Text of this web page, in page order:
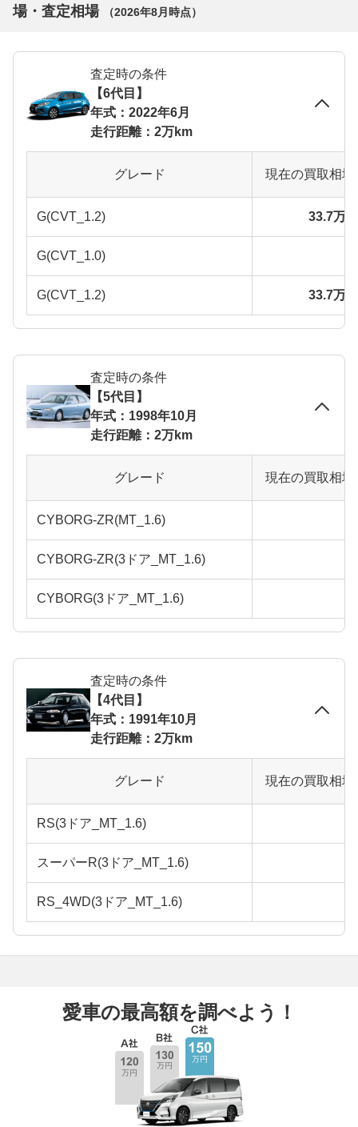
場・査定相場
（2026年8月 時点）
査定時の条件
【6代目】
年式：2022年6月
走行距離：2万km
グレード 現在の買取相
G(CVT_1.2) 33.7万
G(CVT_1.0)
G(CVT_1.2) 33.7万
査定時の条件
【5代目】
年式：1998年10月
走行距離：2万km
グレード 現在の買取相
CYBORG-ZR(MT_1.6)
CYBORG-ZR(3ドア_MT_1.6)
CYBORG(3ドア_MT_1.6)
査定時の条件
【4代目】
年式：1991年10月
走行距離：2万km
グレード 現在の買取相
RS(3ドア_MT_1.6)
スーパーR(3ドア_MT_1.6)
RS_4WD(3ドア_MT_1.6)
愛車の最高額を調べよう！